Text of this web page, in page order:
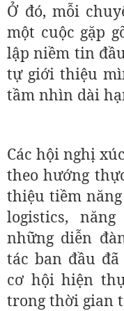
Ở đó, mỗi
một cuộc gặp
lập niềm tin
tự giới thiệu
tầm nhìn dài
Các hội nghị
theo hướng
thiệu tiềm
logistics,
những diễn
tác ban đầu
cơ hội hiện
trong thời gian